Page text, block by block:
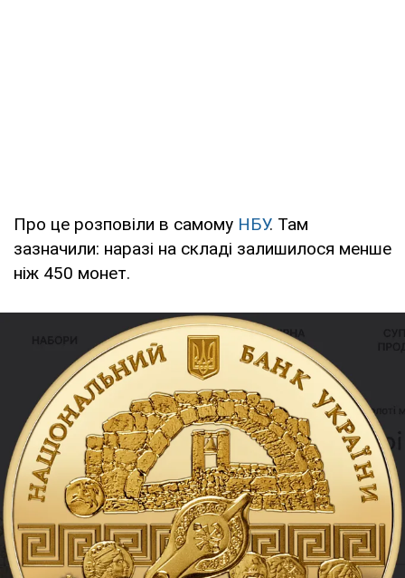
Про це розповіли в самому НБУ. Там
зазначили: наразі на складі залишилося менше
ніж 450 монет.